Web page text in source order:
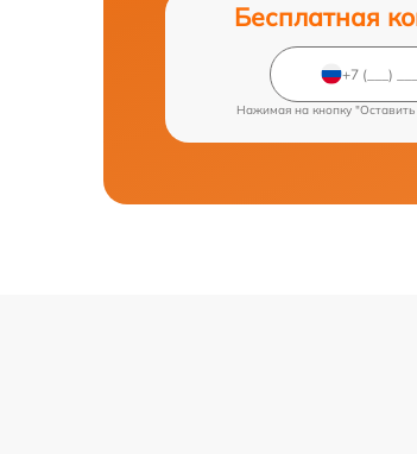
Бесплатная
Нажимая на кнопку